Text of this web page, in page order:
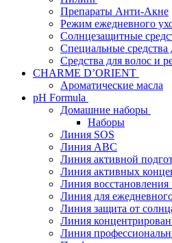
Препараты Анти-Акне
Режим ежедневного
Солнцезащитные
Специальные средства
Средства для волос и
CHARME D’ORIENT
Ароматические масла
pH Formula
Домашние наборы
Наборы
Линия SOS
Линия АВС
Линия активной
Линия активных
Линия
Линия для
Линия защита от
Линия
Линия